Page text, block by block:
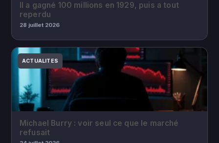
Il a gagné 100 millions en 1929, puis a tout
reperdu
28 juillet 2026
ACTUALITES
Michael Burry : voir seul ce que le marché
refusait